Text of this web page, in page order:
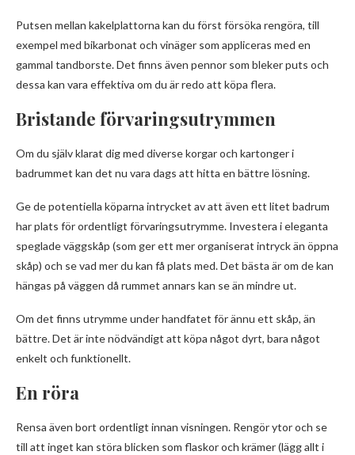
Putsen mellan kakelplattorna kan du först försöka rengöra, till
exempel med bikarbonat och vinäger som appliceras med en
gammal tandborste. Det finns även pennor som bleker puts och
dessa kan vara effektiva om du är redo att köpa flera.
Bristande förvaringsutrymmen
Om du själv klarat dig med diverse korgar och kartonger i
badrummet kan det nu vara dags att hitta en bättre lösning.
Ge de potentiella köparna intrycket av att även ett litet badrum
har plats för ordentligt förvaringsutrymme. Investera i eleganta
speglade väggskåp (som ger ett mer organiserat intryck än öppna
skåp) och se vad mer du kan få plats med. Det bästa är om de kan
hängas på väggen då rummet annars kan se än mindre ut.
Om det finns utrymme under handfatet för ännu ett skåp, än
bättre. Det är inte nödvändigt att köpa något dyrt, bara något
enkelt och funktionellt.
En röra
Rensa även bort ordentligt innan visningen. Rengör ytor och se
till att inget kan störa blicken som flaskor och krämer (lägg allt i